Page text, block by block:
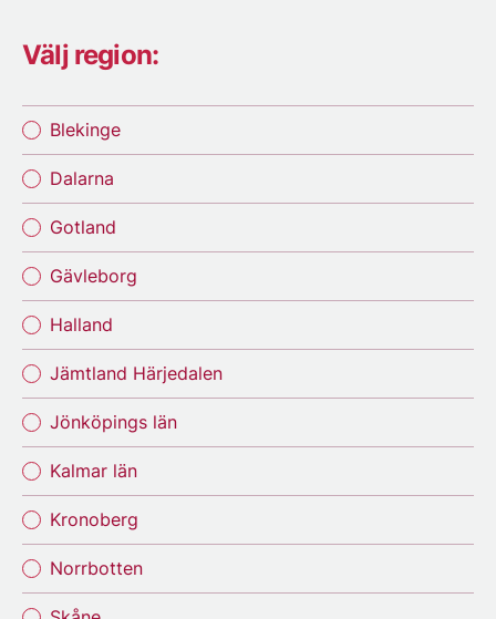
Välj region:
Blekinge
Dalarna
Gotland
Gävleborg
Halland
Jämtland Härjedalen
Jönköpings län
Kalmar län
Kronoberg
Norrbotten